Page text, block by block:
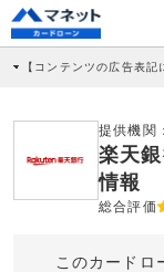
【コンテンツの広告表記
社に対して企業から紹介
商品を根拠なくPRするも
どに基づき、公平性を担
提供機関：
楽天
情報
総合評価
このカードロ